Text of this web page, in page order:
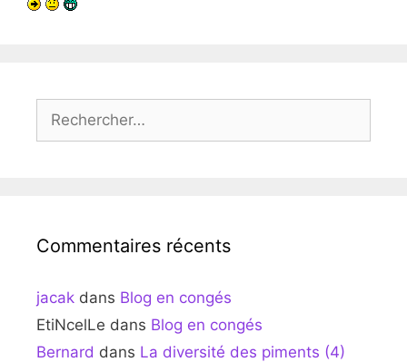
Rechercher :
Commentaires récents
jacak dans Blog en congés
EtiNcelLe dans Blog en congés
Bernard dans La diversité des piments (4)